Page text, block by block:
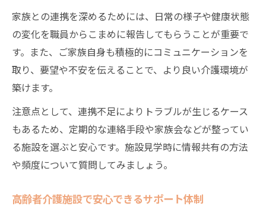
家族との連携を深めるためには、日常の様子や健康状態
の変化を職員からこまめに報告してもらうことが重要で
す。また、ご家族自身も積極的にコミュニケーションを
取り、要望や不安を伝えることで、より良い介護環境が
築けます。
注意点として、連携不足によりトラブルが生じるケース
もあるため、定期的な連絡手段や家族会などが整ってい
る施設を選ぶと安心です。施設見学時に情報共有の方法
や頻度について質問してみましょう。
高齢者介護施設で安心できるサポート体制